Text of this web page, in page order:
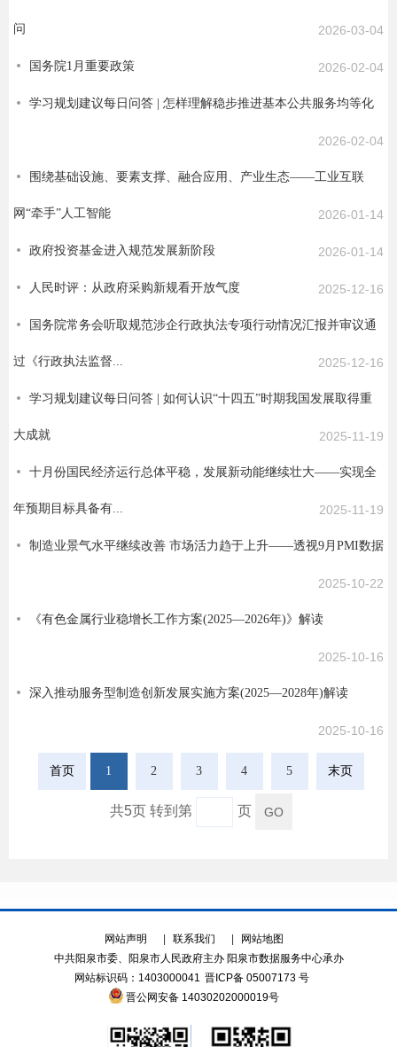
问 2026-03-04
国务院1月重要政策 2026-02-04
学习规划建议每日问答 | 怎样理解稳步推进基本公共服务均等化
2026-02-04
围绕基础设施、要素支撑、融合应用、产业生态——工业互联
网“牵手”人工智能 2026-01-14
政府投资基金进入规范发展新阶段 2026-01-14
人民时评：从政府采购新规看开放气度 2025-12-16
国务院常务会听取规范涉企行政执法专项行动情况汇报并审议通
过《行政执法监督... 2025-12-16
学习规划建议每日问答 | 如何认识“十四五”时期我国发展取得重
大成就 2025-11-19
十月份国民经济运行总体平稳，发展新动能继续壮大——实现全
年预期目标具备有... 2025-11-19
制造业景气水平继续改善 市场活力趋于上升——透视9月PMI数据
2025-10-22
《有色金属行业稳增长工作方案(2025—2026年)》解读
2025-10-16
深入推动服务型制造创新发展实施方案(2025—2028年)解读
2025-10-16
首页 1 2 3 4 5 末页
共5页 转到第 页